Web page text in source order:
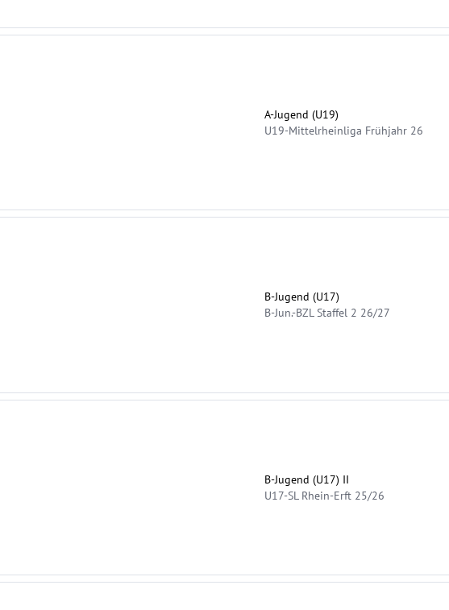
A-Jugend (U19)
U19-Mittelrheinliga Frühjahr 26
B-Jugend (U17)
B-Jun.-BZL Staffel 2 26/27
B-Jugend (U17) II
U17-SL Rhein-Erft 25/26